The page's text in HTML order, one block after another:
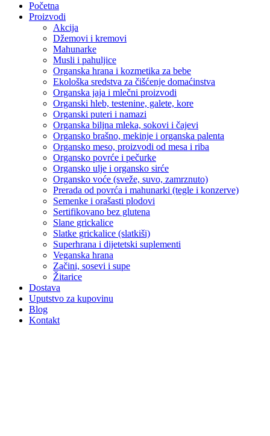
Početna
Proizvodi
Akcija
Džemovi i kremovi
Mahunarke
Musli i pahuljice
Organska hrana i kozmetika za bebe
Ekološka sredstva za čišćenje domaćinstva
Organska jaja i mlečni proizvodi
Organski hleb, testenine, galete, kore
Organski puteri i namazi
Organska biljna mleka, sokovi i čajevi
Organsko brašno, mekinje i organska palenta
Organsko meso, proizvodi od mesa i riba
Organsko povrće i pečurke
Organsko ulje i organsko sirće
Organsko voće (sveže, suvo, zamrznuto)
Prerada od povrća i mahunarki (tegle i konzerve)
Semenke i orašasti plodovi
Sertifikovano bez glutena
Slane grickalice
Slatke grickalice (slatkiši)
Superhrana i dijetetski suplementi
Veganska hrana
Začini, sosevi i supe
Žitarice
Dostava
Uputstvo za kupovinu
Blog
Kontakt